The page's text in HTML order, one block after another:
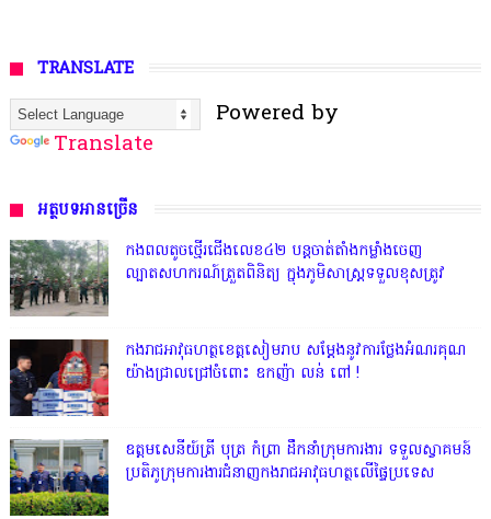
TRANSLATE
Powered by
Translate
អត្ថបទអានច្រើន
កងពលតូចថ្មើរជើងលេខ៤២ បន្តចាត់តាំងកម្លាំងចេញ
ល្បាតសហករណ៍ត្រួតពិនិត្យ ក្នុងភូមិសាស្រ្តទទួលខុសត្រូវ
កងរាជអាវុធហត្ថខេត្តសៀមរាប សម្តែងនូវការថ្លែងអំណរគុណ
យ៉ាងជ្រាលជ្រៅចំពោះ ឧកញ៉ា លន់ ពៅ !
ឧត្តមសេនីយ៍ត្រី បុត្រ កំព្រា ដឹកនាំក្រុមការងារ ទទួលស្វាគមន៍
ប្រតិភូក្រុមការងារជំនាញកងរាជអាវុធហត្ថលើផ្ទៃប្រទេស